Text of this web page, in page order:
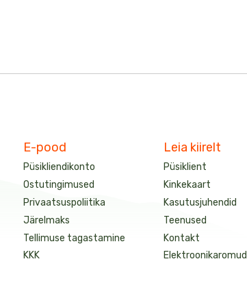
E-pood
Püsikliendikonto
Ostutingimused
Privaatsuspoliitika
Järelmaks
Tellimuse tagastamine
KKK
Leia kiirelt
Püsiklient
Kinkekaart
Kasutusjuhendid
Teenused
Kontakt
Elektroonikaromud